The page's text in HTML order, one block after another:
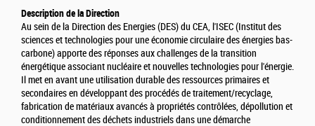
Description de la Direction
Au sein de la Direction des Energies (DES) du CEA, l'ISEC (Institut des
sciences et technologies pour une économie circulaire des énergies bas-
carbone) apporte des réponses aux challenges de la transition
énergétique associant nucléaire et nouvelles technologies pour l'énergie.
Il met en avant une utilisation durable des ressources primaires et
secondaires en développant des procédés de traitement/recyclage,
fabrication de matériaux avancés à propriétés contrôlées, dépollution et
conditionnement des déchets industriels dans une démarche